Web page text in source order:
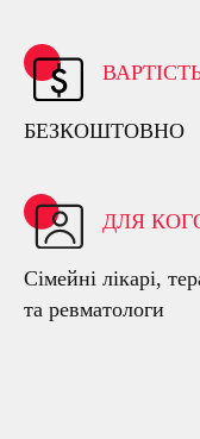
БЕЗКОШТОВНО
ДЛЯ
Сімейні лікарі,
та ревматологи